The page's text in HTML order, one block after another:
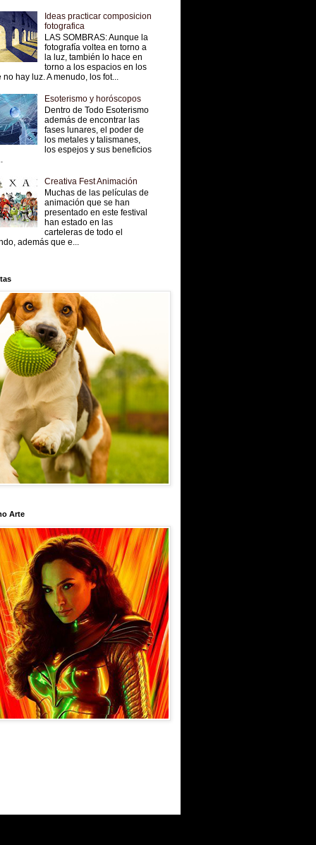
Ideas practicar composicion
fotografica
LAS SOMBRAS: Aunque la
fotografía voltea en torno a
la luz, también lo hace en
torno a los espacios en los
no hay luz. A menudo, los fot...
Esoterismo y horóscopos
Dentro de Todo Esoterismo
además de encontrar las
fases lunares, el poder de
los metales y talismanes,
los espejos y sus beneficios
Creativa Fest Animación
Muchas de las películas de
animación que se han
presentado en este festival
han estado en las
carteleras de todo el
además que e...
Arte